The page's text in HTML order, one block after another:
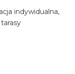
indywidualna,